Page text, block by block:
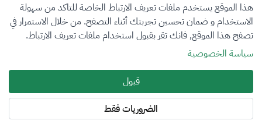
التصنيف
VFR4
فرع التقييم
هذا الموقع يستخدم ملفات تعريف الارتباط الخاصة للتاكد من سهولة
الاستخدام و ضمان تحسين تجربتك أثناء التصفح. من خلال الاستمرار في
تصفح هذا الموقع, فانك تقر بقبول استخدام ملفات تعريف الارتباط.
سياسة الخصوصية
قبول
الضروريات فقط